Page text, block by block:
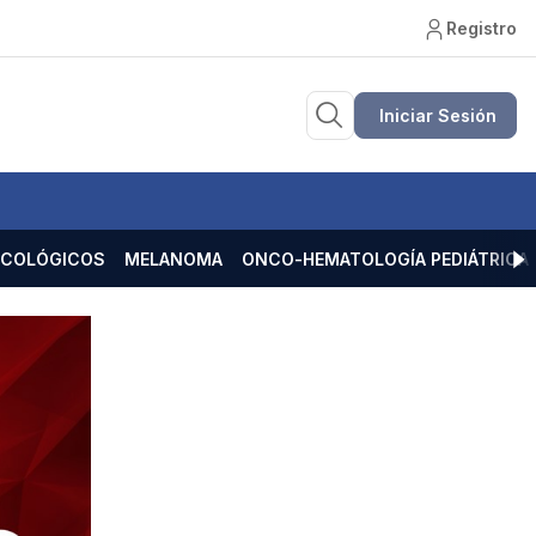
Registro
Iniciar Sesión
MELANOMA ONCO-HEMATOLOGÍA PEDIÁTRICA